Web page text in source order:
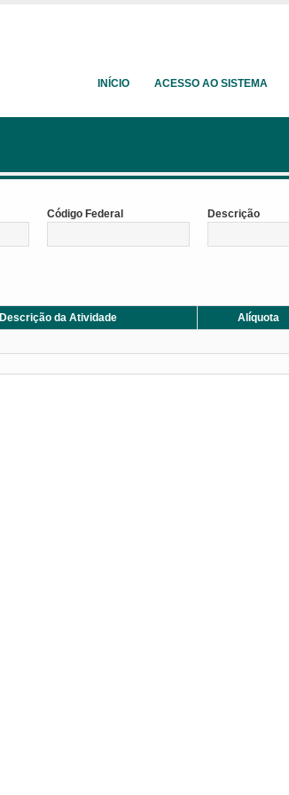
INÍCIO ACESSO AO SISTEMA
Código Federal Descrição
Descrição da Atividade Alíquota